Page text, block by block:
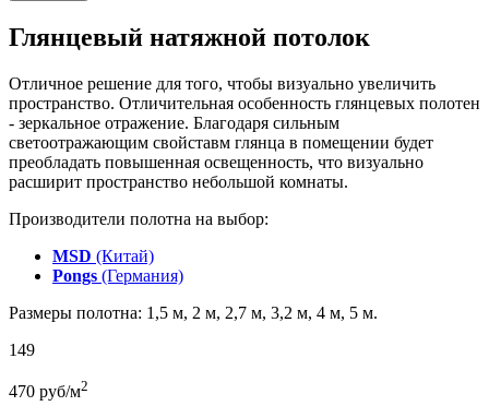
Глянцевый натяжной потолок
Отличное решение для того, чтобы визуально увеличить
пространство. Отличительная особенность глянцевых полотен
- зеркальное отражение. Благодаря сильным
светоотражающим свойставм глянца в помещении будет
преобладать повышенная освещенность, что визуально
расширит пространство небольшой комнаты.
Производители полотна на выбор:
MSD (Китай)
Pongs (Германия)
Размеры полотна: 1,5 м, 2 м, 2,7 м, 3,2 м, 4 м, 5 м.
149
470 руб/м2